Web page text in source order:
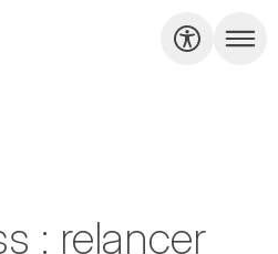
: relancer